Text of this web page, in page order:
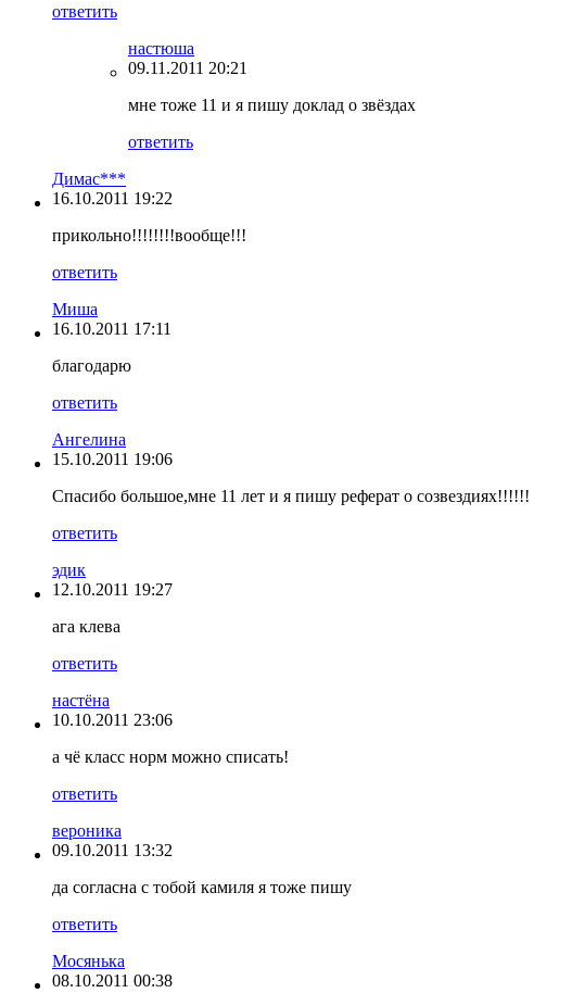
ответить
настюша
09.11.2011 20:21
мне тоже 11 и я пишу доклад о звёздах
ответить
Димас***
16.10.2011 19:22
прикольно!!!!!!!!вообще!!!
ответить
Миша
16.10.2011 17:11
благодарю
ответить
Ангелина
15.10.2011 19:06
Спасибо большое,мне 11 лет и я пишу реферат о созвездиях!!!!!!
ответить
эдик
12.10.2011 19:27
ага клева
ответить
настёна
10.10.2011 23:06
а чё класс норм можно списать!
ответить
вероника
09.10.2011 13:32
да согласна с тобой камиля я тоже пишу
ответить
Мосянька
08.10.2011 00:38